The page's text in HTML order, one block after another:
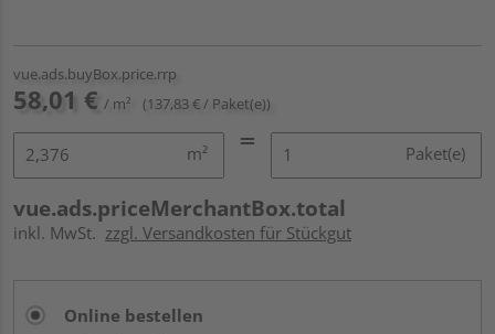
vue.ads.buyBox.price.rrp
58,01 € / m² (137,83 € / Paket(e))
m² Paket(e)
vue.ads.priceMerchantBox.total
inkl. MwSt. zzgl. Versandkosten für Stückgut
Online bestellen